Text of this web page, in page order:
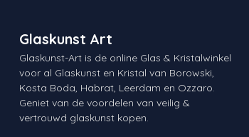
Glaskunst Art
Glaskunst-Art is de online Glas & Kristalwinkel
voor al Glaskunst en Kristal van Borowski,
Kosta Boda, Habrat, Leerdam en Ozzaro.
Geniet van de voordelen van veilig &
vertrouwd glaskunst kopen.